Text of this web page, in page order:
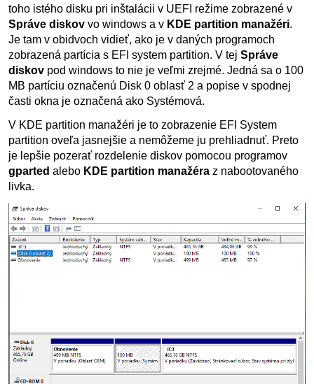
toho istého disku pri inštalácii v UEFI režime zobrazené v
Správe diskov vo windows a v KDE partition manažéri.
Je tam v obidvoch vidieť, ako je v daných programoch
zobrazená partícia s EFI system partition. V tej Správe
diskov pod windows to nie je veľmi zrejmé. Jedná sa o 100
MB partíciu označenú Disk 0 oblasť 2 a popise v spodnej
časti okna je označená ako Systémová.
V KDE partition manažéri je to zobrazenie EFI System
partition oveľa jasnejšie a nemôžeme ju prehliadnuť. Preto
je lepšie pozerať rozdelenie diskov pomocou programov
gparted alebo KDE partition manažéra z nabootovaného
livka.